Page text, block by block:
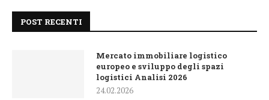
POST RECENTI
Mercato immobiliare logistico
europeo e sviluppo degli spazi
logistici Analisi 2026
24.02.2026